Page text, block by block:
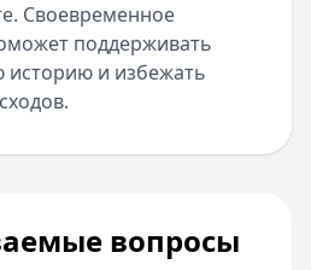
Своевременное
поддерживать
и избежать
вопросы